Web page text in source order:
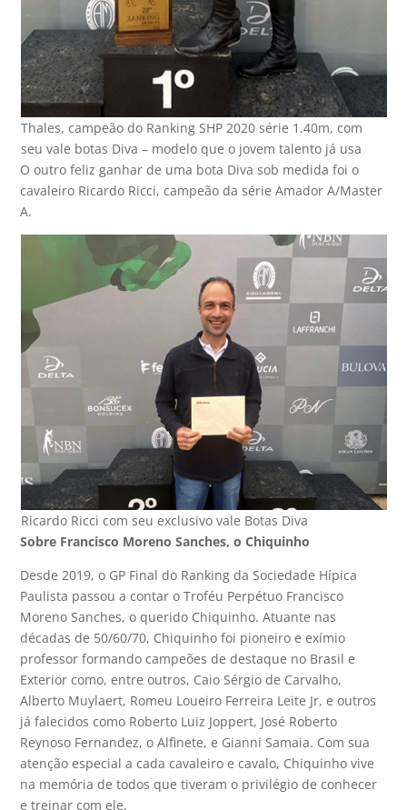
Thales, campeão do Ranking SHP 2020 série 1.40m, com
seu vale botas Diva – modelo que o jovem talento já usa
O outro feliz ganhar de uma bota Diva sob medida foi o
cavaleiro Ricardo Ricci, campeão da série Amador A/Master
A.
Ricardo Ricci com seu exclusivo vale Botas Diva
Sobre Francisco Moreno Sanches, o Chiquinho
Desde 2019, o GP Final do Ranking da Sociedade Hípica
Paulista passou a contar o Troféu Perpétuo Francisco
Moreno Sanches, o querido Chiquinho. Atuante nas
décadas de 50/60/70, Chiquinho foi pioneiro e exímio
professor formando campeões de destaque no Brasil e
Exterior como, entre outros, Caio Sérgio de Carvalho,
Alberto Muylaert, Romeu Loueiro Ferreira Leite Jr, e outros
já falecidos como Roberto Luiz Joppert, José Roberto
Reynoso Fernandez, o Alfinete, e Gianni Samaia. Com sua
atenção especial a cada cavaleiro e cavalo, Chiquinho vive
na memória de todos que tiveram o privilégio de conhecer
e treinar com ele.